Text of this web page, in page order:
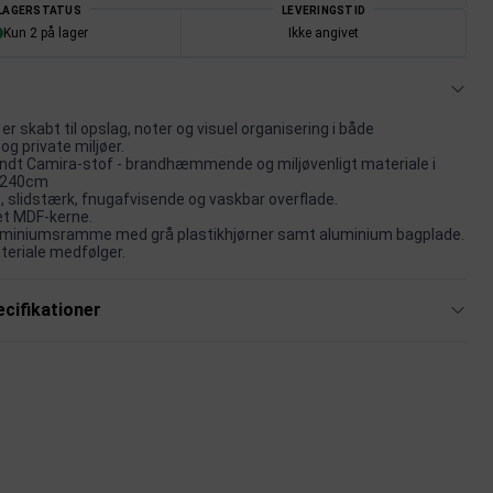
LAGERSTATUS
Kun 2 på lager
LEVERINGSTID
Ikke angivet
skabt til opslag, noter og visuel organisering i både
private miljøer.
Camira-stof - brandhæmmende og miljøvenligt materiale i
slidstærk, fnugafvisende og vaskbar overflade.
MDF-kerne.
med grå plastikhjørner samt aluminium bagplade.
medfølger.